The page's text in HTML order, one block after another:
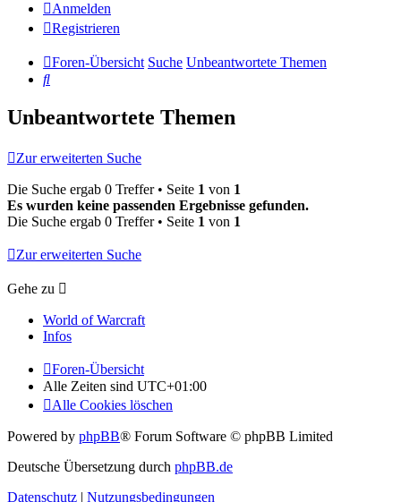
Anmelden
Registrieren
Foren-Übersicht Suche Unbeantwortete Themen
Suche
Unbeantwortete Themen
Zur erweiterten Suche
Die Suche ergab 0 Treffer • Seite 1 von 1
Es wurden keine passenden Ergebnisse gefunden.
Die Suche ergab 0 Treffer • Seite 1 von 1
Zur erweiterten Suche
Gehe zu
World of Warcraft
Infos
Foren-Übersicht
Alle Zeiten sind UTC+01:00
Alle Cookies löschen
Powered by phpBB® Forum Software © phpBB Limited
Deutsche Übersetzung durch phpBB.de
Datenschutz | Nutzungsbedingungen